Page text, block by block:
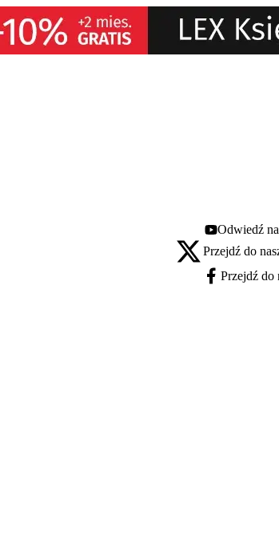
Youtube - otwiera
Odwiedź
X - otwiera się w nowej
Przejdź do
Facebook -
Przejdź do